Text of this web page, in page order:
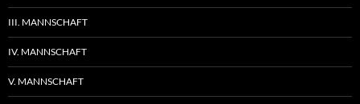
III. MANNSCHAFT
IV. MANNSCHAFT
V. MANNSCHAFT